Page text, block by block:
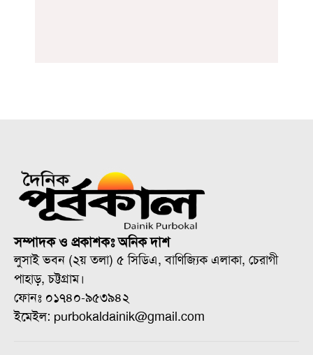
সম্পাদক ও প্রকাশকঃ অনিক দাশ
লুসাই ভবন (২য় তলা) ৫ সিডিএ, বাণিজ্যিক এলাকা, চেরাগী
পাহাড়, চট্টগ্রাম।
ফোনঃ ০১৭৪০-৯৫৩৯৪২
ইমেইল: purbokaldainik@gmail.com